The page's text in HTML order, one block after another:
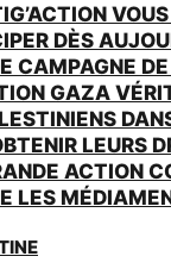
DÈS
CAMPAGNE
GAZA
LEURS
ACTION
LES